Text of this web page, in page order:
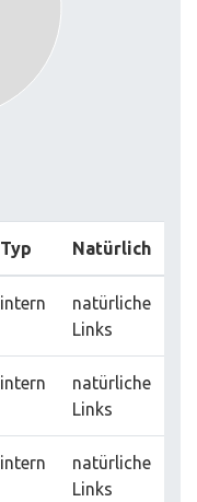
Typ Natürlich
intern
natürliche
Links
intern
natürliche
Links
intern
natürliche
Links